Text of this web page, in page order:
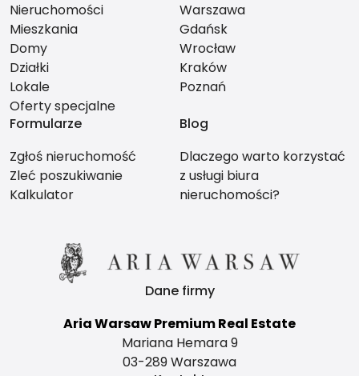
Nieruchomości
Mieszkania
Domy
Działki
Lokale
Oferty specjalne
Warszawa
Gdańsk
Wrocław
Kraków
Poznań
Formularze
Zgłoś nieruchomość
Zleć poszukiwanie
Kalkulator
Blog
Dlaczego warto korzystać
z usługi biura
nieruchomości?
Dane firmy
Aria Warsaw Premium Real Estate
Mariana Hemara 9
03-289 Warszawa